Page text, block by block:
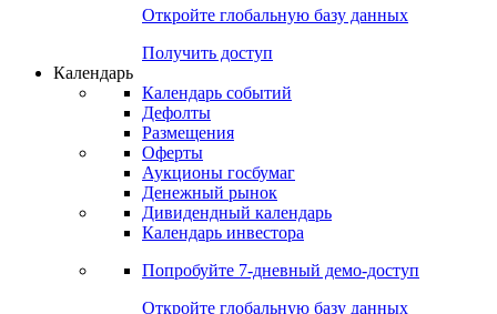
Откройте глобальную базу данных
Получить доступ
Календарь
Календарь событий
Дефолты
Размещения
Оферты
Аукционы госбумаг
Денежный рынок
Дивидендный календарь
Календарь инвестора
Попробуйте 7-дневный демо-доступ
Откройте глобальную базу данных